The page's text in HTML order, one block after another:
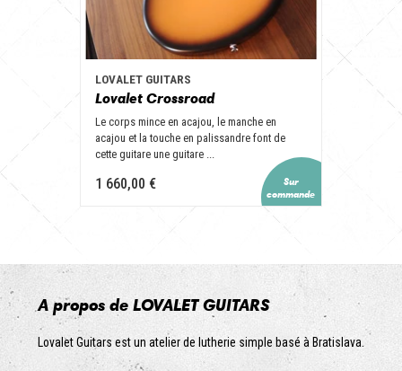
LOVALET GUITARS
Lovalet Crossroad
Le corps mince en acajou, le manche en
acajou et la touche en palissandre font de
cette guitare une guitare ...
1 660,00 €
A propos de LOVALET GUITARS
Lovalet Guitars est un atelier de lutherie simple basé à Bratislava.